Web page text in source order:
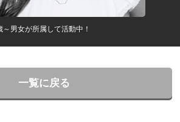
｢仮面ライダーセイバー｣､｢ウ
ーロー番組主演､レギュラーに
ドラマ等に幅広く活躍してい
一覧に戻る